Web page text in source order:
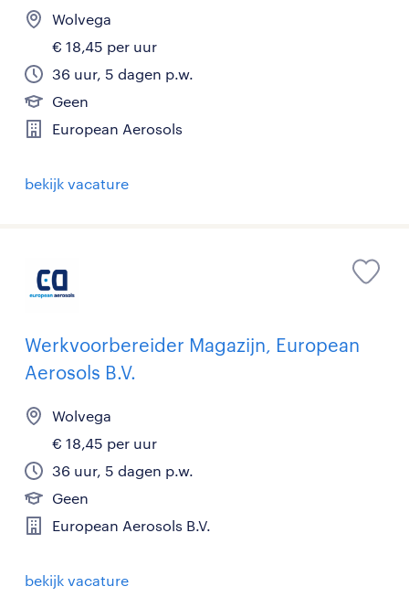
Wolvega
€ 18,45 per uur
36 uur, 5 dagen p.w.
Geen
European Aerosols
bekijk vacature
Werkvoorbereider Magazijn, European
Aerosols B.V.
Wolvega
€ 18,45 per uur
36 uur, 5 dagen p.w.
Geen
European Aerosols B.V.
bekijk vacature